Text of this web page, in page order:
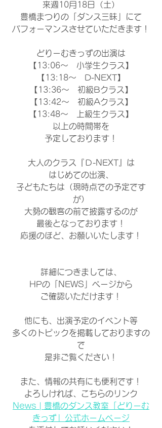
来週10月18日（土）
豊橋まつりの「ダンス三昧」にて
パフォーマンスさせていただきます！
どりーむきっずの出演は
【13:06～　小学生クラス】
【13:18～　D-NEXT】
【13:36～　初級Bクラス】
【13:42～　初級Aクラス】
【13:48～　上級生クラス】
以上の時間帯を
予定しております！
大人のクラス『Ｄ-NEXT』は
はじめての出演、
子どもたちは（現時点での予定です
が）
大勢の観客の前で披露するのが
最後となっております！
応援のほど、お願いいたします！
詳細につきましては、
HPの「NEWS」ページから
ご確認いただけます！
他にも、出演予定のイベント等
多くのトピックを掲載しておりますの
で
是非ご覧ください！
また、情報の共有にも便利です！
よろしければ、こちらのリンク
News | 豊橋のダンス教室「どりーむ
きっず」公式ホームページ